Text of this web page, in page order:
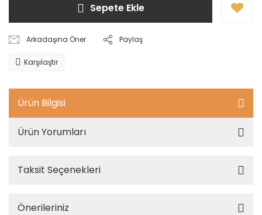
Sepete Ekle
Arkadaşına Öner Paylaş
Karşılaştır
Ürün Bilgisi
Ürün Yorumları
Taksit Seçenekleri
Önerileriniz